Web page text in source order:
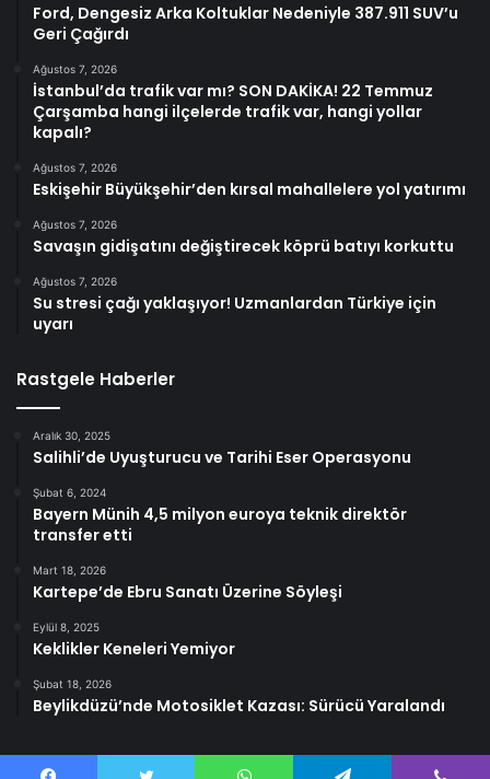
Ford, Dengesiz Arka Koltuklar Nedeniyle 387.911 SUV’u
Geri Çağırdı
Ağustos 7, 2026
İstanbul’da trafik var mı? SON DAKİKA! 22 Temmuz
Çarşamba hangi ilçelerde trafik var, hangi yollar
kapalı?
Ağustos 7, 2026
Eskişehir Büyükşehir’den kırsal mahallelere yol yatırımı
Ağustos 7, 2026
Savaşın gidişatını değiştirecek köprü batıyı korkuttu
Ağustos 7, 2026
Su stresi çağı yaklaşıyor! Uzmanlardan Türkiye için
uyarı
Rastgele Haberler
Aralık 30, 2025
Salihli’de Uyuşturucu ve Tarihi Eser Operasyonu
Şubat 6, 2024
Bayern Münih 4,5 milyon euroya teknik direktör
transfer etti
Mart 18, 2026
Kartepe’de Ebru Sanatı Üzerine Söyleşi
Eylül 8, 2025
Keklikler Keneleri Yemiyor
Şubat 18, 2026
Beylikdüzü’nde Motosiklet Kazası: Sürücü Yaralandı